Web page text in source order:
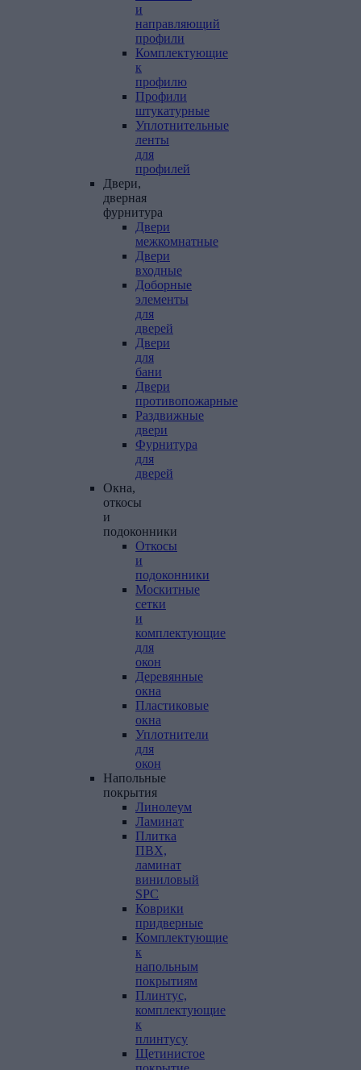
и
направляющий
профили
Комплектующие
к
профилю
Профили
штукатурные
Уплотнительные
ленты
для
профилей
Двери,
дверная
фурнитура
Двери
межкомнатные
Двери
входные
Доборные
элементы
для
дверей
Двери
для
бани
Двери
противопожарные
Раздвижные
двери
Фурнитура
для
дверей
Окна,
откосы
и
подоконники
Откосы
и
подоконники
Москитные
сетки
и
комплектующие
для
окон
Деревянные
окна
Пластиковые
окна
Уплотнители
для
окон
Напольные
покрытия
Линолеум
Ламинат
Плитка
ПВХ,
ламинат
виниловый
SPC
Коврики
придверные
Комплектующие
к
напольным
покрытиям
Плинтус,
комплектующие
к
плинтусу
Щетинистое